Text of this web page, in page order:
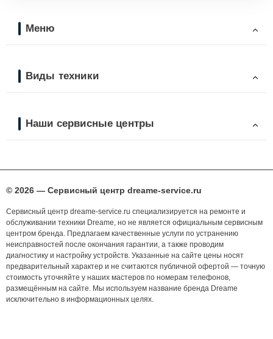
Меню
Виды техники
Наши сервисные центры
© 2026 — Сервисный центр dreame-service.ru
Сервисный центр dreame-service.ru специализируется на ремонте и
обслуживании техники Dreame, но не является официальным сервисным
центром бренда. Предлагаем качественные услуги по устранению
неисправностей после окончания гарантии, а также проводим
диагностику и настройку устройств. Указанные на сайте цены носят
предварительный характер и не считаются публичной офертой — точную
стоимость уточняйте у наших мастеров по номерам телефонов,
размещённым на сайте. Мы используем название бренда Dreame
исключительно в информационных целях.